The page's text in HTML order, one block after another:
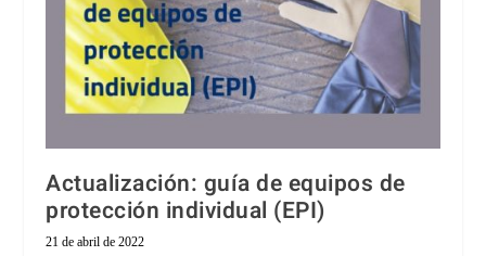
Actualización: guía de equipos de
protección individual (EPI)
21 de abril de 2022